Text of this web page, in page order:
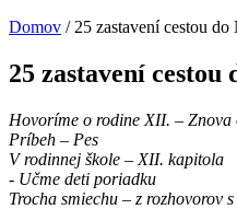
Domov / 25 zastavení cestou
25 zastavení
Hovoríme o rodine XII. – Znova
Príbeh – Pes
V rodinnej škole – XII. kapitola
- Učme deti poriadku
Trocha smiechu – z rozhovorov